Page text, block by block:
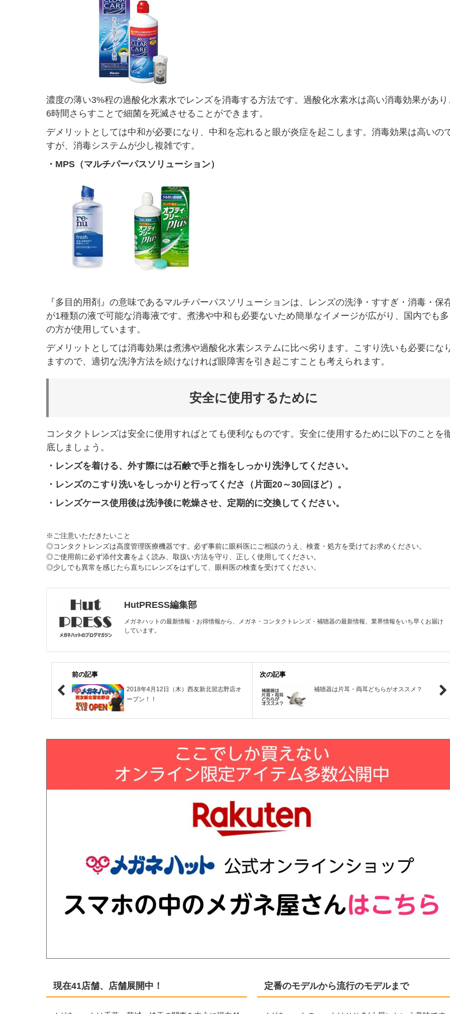
濃度の薄い3%程の過酸化水素水でレンズを消毒する方法です。過酸化水素水は高い消毒効果があり
6時間さらすことで細菌を死滅させることができます。
デメリットとしては中和が必要になり、中和を忘れると眼が炎症を起こします。消毒効果は高いの
すが、消毒システムが少し複雑です。
・MPS（マルチパーパスソリューション）
『多目的用剤』の意味であるマルチパーパスソリューションは、レンズの洗浄・すすぎ・消毒・保
が1種類の液で可能な消毒液です。煮沸や中和も必要ないため簡単なイメージが広がり、国内でも
の方が使用しています。
デメリットとしては消毒効果は煮沸や過酸化水素システムに比べ劣ります。こすり洗いも必要にな
ますので、適切な洗浄方法を続けなければ眼障害を引き起こすことも考えられます。
安全に使用するために
コンタクトレンズは安全に使用すればとても便利なものです。安全に使用するために以下のことを
底しましょう。
・レンズを着ける、外す際には石鹸で手と指をしっかり洗浄してください。
・レンズのこすり洗いをしっかりと行ってくださ（片面20～30回ほど）。
・レンズケース使用後は洗浄後に乾燥させ、定期的に交換してください。
※ご注意いただきたいこと
◎コンタクトレンズは高度管理医療機器です。必ず事前に眼科医にご相談のうえ、検査・処方を受けてお求めください。
◎ご使用前に必ず添付文書をよく読み、取扱い方法を守り、正しく使用してください。
◎少しでも異常を感じたら直ちにレンズをはずして、眼科医の検査を受けてください。
HutPRESS編集部
メガネハットの最新情報・お得情報から、メガネ・コンタクトレンズ・補聴器の最新情報、業界情報をいち早くお届け
しています。
前の記事
2018年4月12日（木）西友新北習志野店オ
ープン！！
次の記事
補聴器は片耳・両耳どちらがオススメ？
現在41店舗、店舗展開中！ 定番のモデルから流行のモデルまで